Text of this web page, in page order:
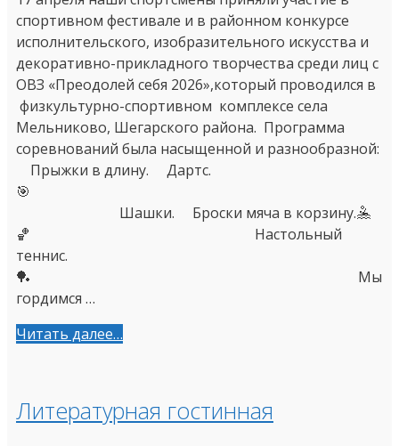
спортивном фестивале и в районном конкурсе
исполнительского, изобразительного искусства и
декоративно-прикладного творчества среди лиц с
ОВЗ «Преодолей себя 2026»,который проводился в
физкультурно-спортивном комплексе села
Мельниково, Шегарского района. Программа
соревнований была насыщенной и разнообразной:
Прыжки в длину. Дартс.
🎯
Шашки. Броски мяча в корзину.🤽
🏀 Настольный
теннис.
🏓 Мы
гордимся …
Читать далее…
Литературная гостинная